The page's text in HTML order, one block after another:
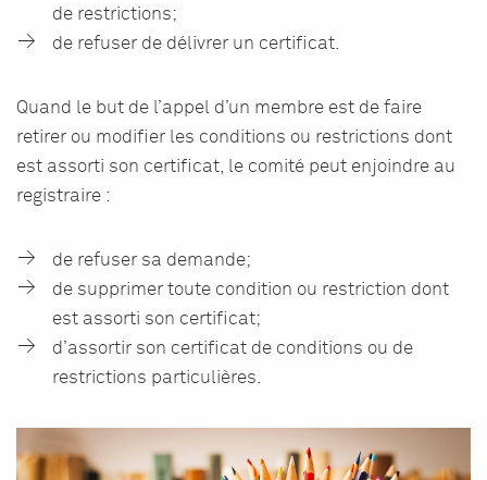
de restrictions;
de refuser de délivrer un certificat.
Quand le but de l’appel d’un membre est de faire
retirer ou modifier les conditions ou restrictions dont
est assorti son certificat, le comité peut enjoindre au
registraire :
de refuser sa demande;
de supprimer toute condition ou restriction dont
est assorti son certificat;
d’assortir son certificat de conditions ou de
restrictions particulières.